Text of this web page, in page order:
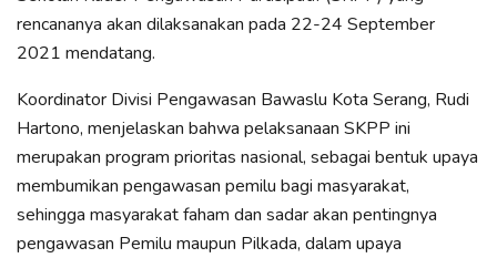
rencananya akan dilaksanakan pada 22-24 September
2021 mendatang.
Koordinator Divisi Pengawasan Bawaslu Kota Serang, Rudi
Hartono, menjelaskan bahwa pelaksanaan SKPP ini
merupakan program prioritas nasional, sebagai bentuk upaya
membumikan pengawasan pemilu bagi masyarakat,
sehingga masyarakat faham dan sadar akan pentingnya
pengawasan Pemilu maupun Pilkada, dalam upaya